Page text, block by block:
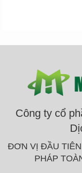
Công ty cổ
ĐƠN VỊ ĐẦU
PHÁP